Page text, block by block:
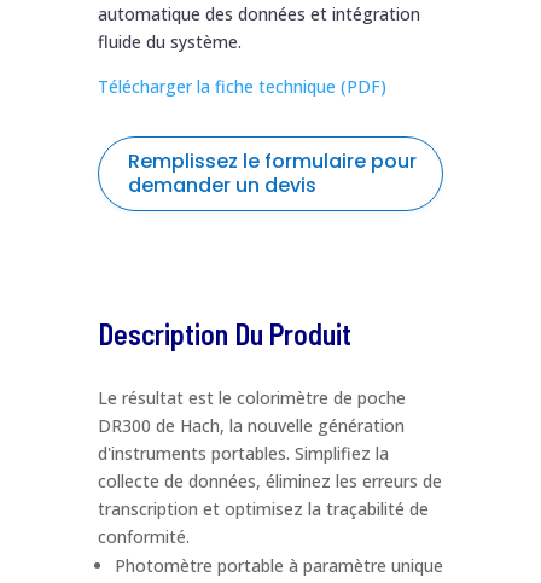
automatique des données et intégration
fluide du système.
Télécharger la fiche technique (PDF)
Remplissez le formulaire pour
demander un devis
de
HACH
Prénom*
Entreprise / Organisation*
La fonction
Description Du Produit
Le résultat est le colorimètre de poche
DR300 de Hach, la nouvelle génération
d'instruments portables. Simplifiez la
collecte de données, éliminez les erreurs de
transcription et optimisez la traçabilité de
conformité.
Photomètre portable à paramètre unique